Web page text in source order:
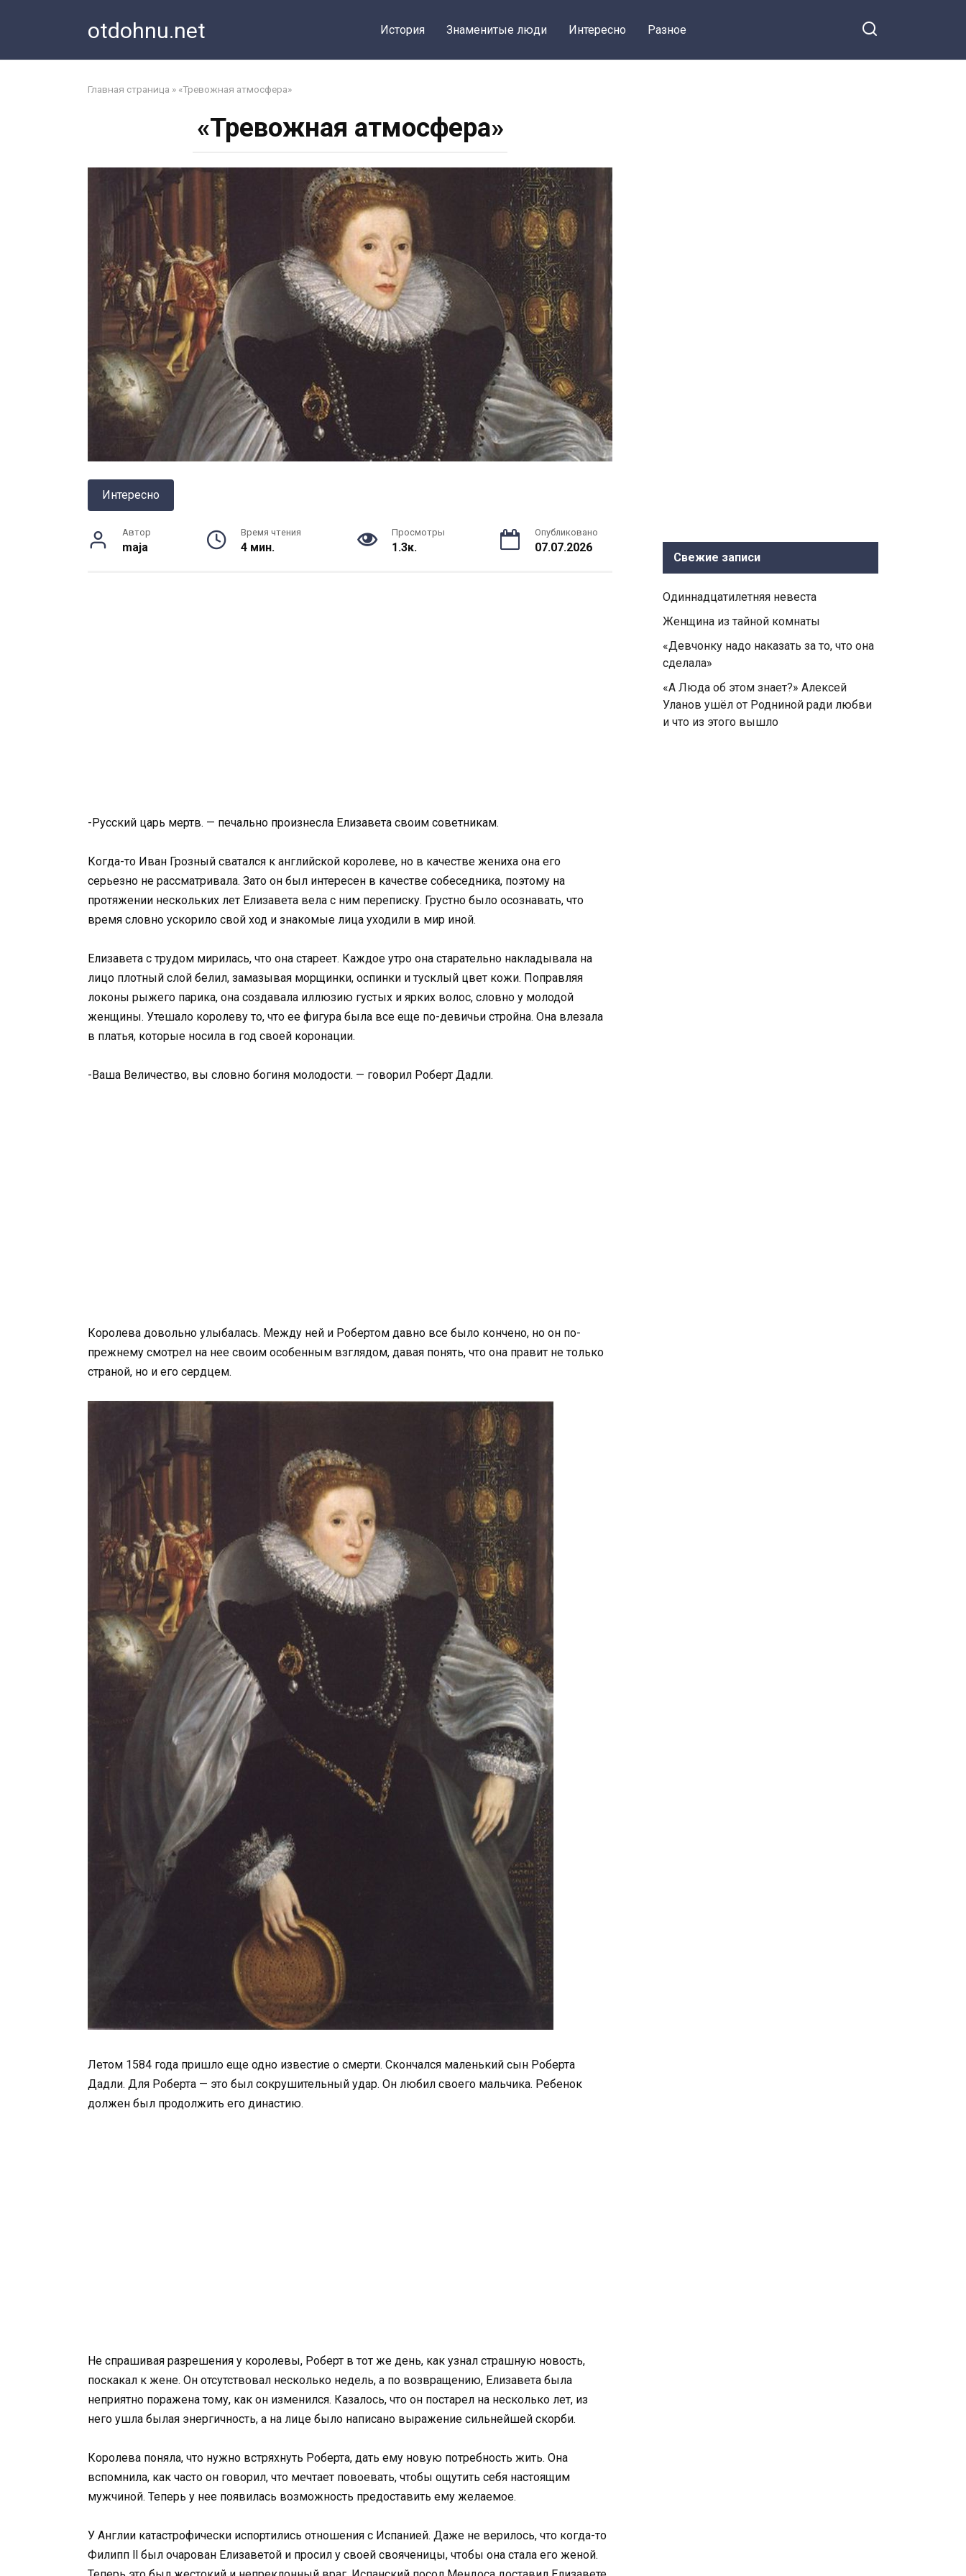
otdohnu.net История Знаменитые люди Интересно Разное
Главная страница » «Тревожная атмосфера»
«Тревожная атмосфера»
Интересно
Автор
maja
Время чтения
4 мин.
Просмотры
1.3к.
Опубликовано
07.07.2026
-Русский царь мертв. — печально произнесла Елизавета своим советникам.
Когда-то Иван Грозный сватался к английской королеве, но в качестве жениха она его
серьезно не рассматривала. Зато он был интересен в качестве собеседника, поэтому на
протяжении нескольких лет Елизавета вела с ним переписку. Грустно было осознавать, что
время словно ускорило свой ход и знакомые лица уходили в мир иной.
Елизавета с трудом мирилась, что она стареет. Каждое утро она старательно накладывала на
лицо плотный слой белил, замазывая морщинки, оспинки и тусклый цвет кожи. Поправляя
локоны рыжего парика, она создавала иллюзию густых и ярких волос, словно у молодой
женщины. Утешало королеву то, что ее фигура была все еще по-девичьи стройна. Она влезала
в платья, которые носила в год своей коронации.
-Ваша Величество, вы словно богиня молодости. — говорил Роберт Дадли.
Королева довольно улыбалась. Между ней и Робертом давно все было кончено, но он по-
прежнему смотрел на нее своим особенным взглядом, давая понять, что она правит не только
страной, но и его сердцем.
Летом 1584 года пришло еще одно известие о смерти. Скончался маленький сын Роберта
Дадли. Для Роберта — это был сокрушительный удар. Он любил своего мальчика. Ребенок
должен был продолжить его династию.
Не спрашивая разрешения у королевы, Роберт в тот же день, как узнал страшную новость,
поскакал к жене. Он отсутствовал несколько недель, а по возвращению, Елизавета была
неприятно поражена тому, как он изменился. Казалось, что он постарел на несколько лет, из
него ушла былая энергичность, а на лице было написано выражение сильнейшей скорби.
Королева поняла, что нужно встряхнуть Роберта, дать ему новую потребность жить. Она
вспомнила, как часто он говорил, что мечтает повоевать, чтобы ощутить себя настоящим
мужчиной. Теперь у нее появилась возможность предоставить ему желаемое.
У Англии катастрофически испортились отношения с Испанией. Даже не верилось, что когда-то
Филипп ll был очарован Елизаветой и просил у своей свояченицы, чтобы она стала его женой.
Свежие записи
Одиннадцатилетняя невеста
Женщина из тайной комнаты
«Девчонку надо наказать за то, что она
сделала»
«А Люда об этом знает?» Алексей
Уланов ушёл от Родниной ради любви
и что из этого вышло